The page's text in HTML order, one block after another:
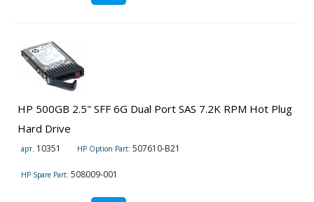
HP 500GB 2.5" SFF 6G Dual Port SAS 7.2K RPM Hot Plug
Hard Drive
арт. 10351 HP Option Part: 507610-B21
HP Spare Part: 508009-001